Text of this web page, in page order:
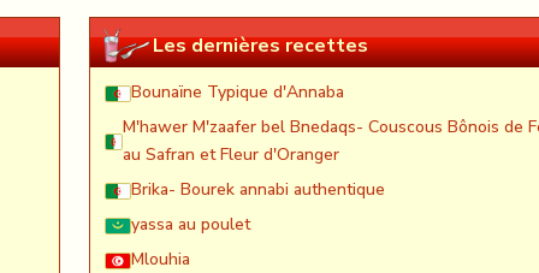
Les dernières recettes
Bounaïne Typique d'Annaba
M'hawer M'zaafer bel Bnedaqs- Couscous Bônois de
au Safran et Fleur d'Oranger
Brika- Bourek annabi authentique
yassa au poulet
Mlouhia